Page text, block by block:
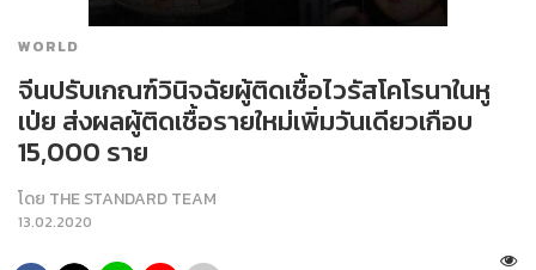
WORLD
จีนปรับเกณฑ์วินิจฉัยผู้ติดเชื้อไวรัสโคโรนาในหู
เป่ย ส่งผลผู้ติดเชื้อรายใหม่เพิ่มวันเดียวเกือบ
15,000 ราย
โดย THE STANDARD TEAM
13.02.2020